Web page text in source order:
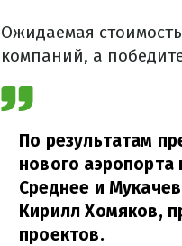
Ожидаемая
компаний, а
По результатам
нового аэропорта
Среднее и
Кирилл Хомяков,
проектов.